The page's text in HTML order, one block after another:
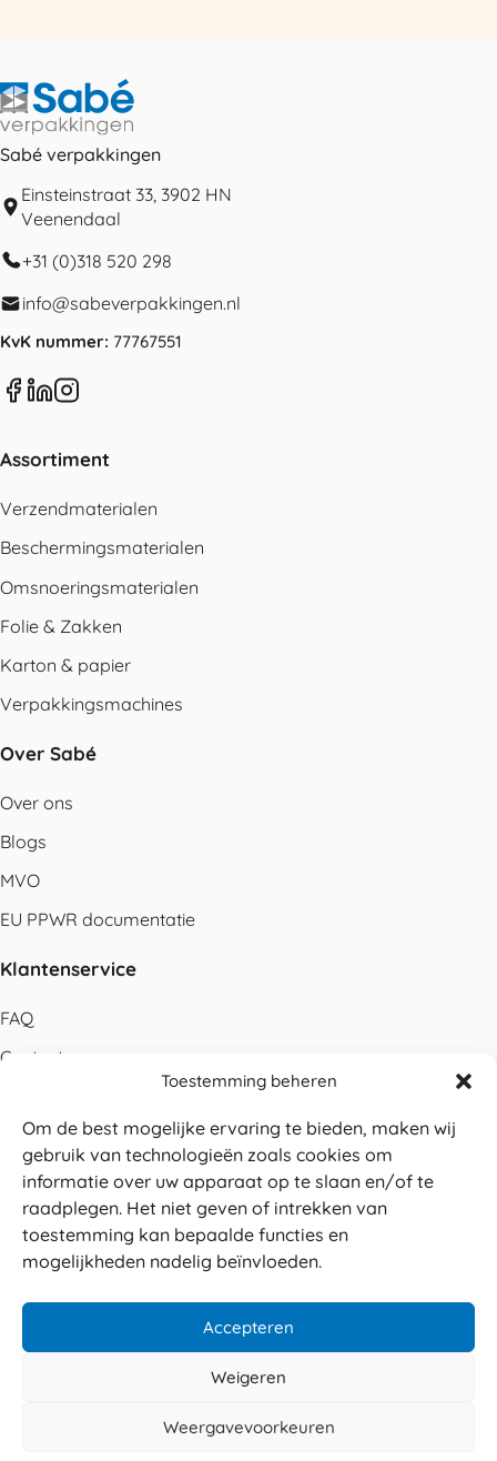
Toestemming beheren
Om de best mogelijke ervaring te bieden, maken wij
gebruik van technologieën zoals cookies om
informatie over uw apparaat op te slaan en/of te
raadplegen. Het niet geven of intrekken van
toestemming kan bepaalde functies en
mogelijkheden nadelig beïnvloeden.
Accepteren
Weigeren
Weergavevoorkeuren
Sabé verpakkingen
Einsteinstraat 33, 3902 HN
Veenendaal
+31 (0)318 520 298
info@sabeverpakkingen.nl
KvK nummer: 77767551
Assortiment
Verzendmaterialen
Beschermingsmaterialen
Omsnoeringsmaterialen
Folie & Zakken
Karton & papier
Verpakkingsmachines
Over Sabé
Over ons
Blogs
MVO
EU PPWR documentatie
Klantenservice
FAQ
Contact
Betalen
Levering
Retouren
Service en garantie
Veilig betalen
© 2026 Sabé Verpakkingen